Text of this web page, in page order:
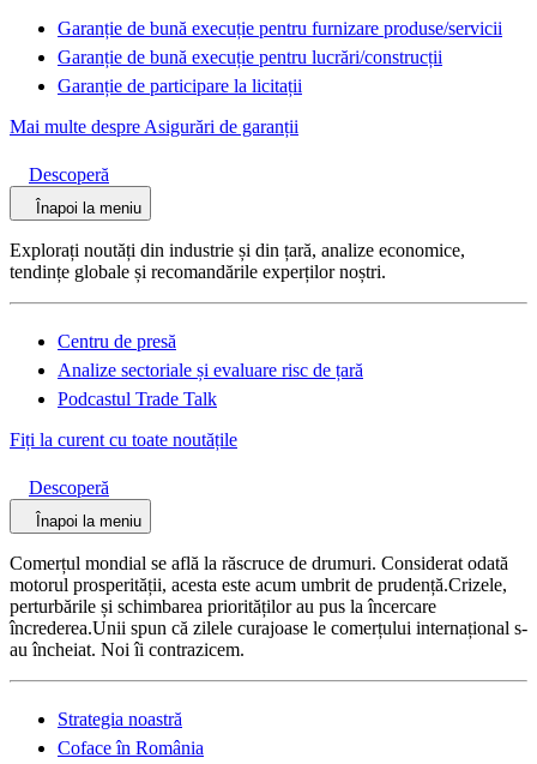
Garanție de bună execuție pentru furnizare produse/servicii
Garanție de bună execuție pentru lucrări/construcții
Garanție de participare la licitații
Mai multe despre Asigurări de garanții
Descoperă
Înapoi la meniu
Explorați noutăți din industrie și din țară, analize economice,
tendințe globale și recomandările experților noștri.
Centru de presă
Analize sectoriale și evaluare risc de țară
Podcastul Trade Talk
Fiți la curent cu toate noutățile
Descoperă
Înapoi la meniu
Comerțul mondial se află la răscruce de drumuri. Considerat odată
motorul prosperității, acesta este acum umbrit de prudență.Crizele,
perturbările și schimbarea priorităților au pus la încercare
încrederea.Unii spun că zilele curajoase le comerțului internațional s-
au încheiat. Noi îi contrazicem.
Strategia noastră
Coface în România